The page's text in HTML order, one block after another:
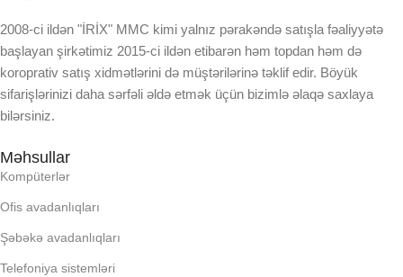
4GB
DAXILI YADDAŞ 64GB
8.3 inches, 203.9 cm2 (~77.4%
screen-to-body ratio)
KORPUSUN RNGI:
LCD
2008-ci ildən "İRİX" MMC kimi yalnız pərakəndə satışla fəaliyyətə
başlayan şirkətimiz 2015-ci ildən etibarən həm topdan həm də
koroprativ satış xidmətlərini də müştərilərinə təklif edir. Böyük
sifarişlərinizi daha sərfəli əldə etmək üçün bizimlə əlaqə saxlaya
bilərsiniz.
Məhsullar
Kompüterlər
Ofis avadanlıqları
Şəbəkə avadanlıqları
Telefoniya sistemləri